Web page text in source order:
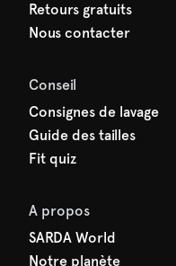
Retours gratuits
Nous contacter
Conseil
Consignes de lavage
Guide des tailles
Fit quiz
A propos
SARDA World
Notre planète